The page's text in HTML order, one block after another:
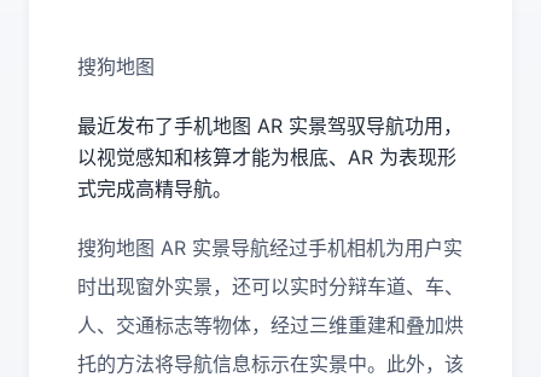
搜狗地图
最近发布了手机地图 AR 实景驾驭导航功用，
以视觉感知和核算才能为根底、AR 为表现形
式完成高精导航。
搜狗地图 AR 实景导航经过手机相机为用户实
时出现窗外实景，还可以实时分辩车道、车、
人、交通标志等物体，经过三维重建和叠加烘
托的方法将导航信息标示在实景中。此外，该